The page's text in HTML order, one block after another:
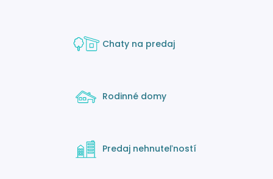
Chaty na predaj
Rodinné domy
Predaj nehnuteľností